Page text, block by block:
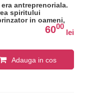
era antreprenoriala.
spiritului
in oameni,
6000
lei
Adauga in cos